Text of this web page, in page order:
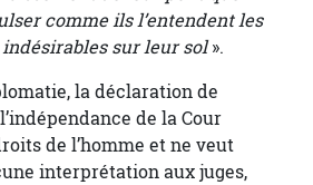
comme ils l’entendent les
indésirables sur leur sol».
la déclaration de
de la Cour
de l’homme et ne veut
interprétation aux juges,